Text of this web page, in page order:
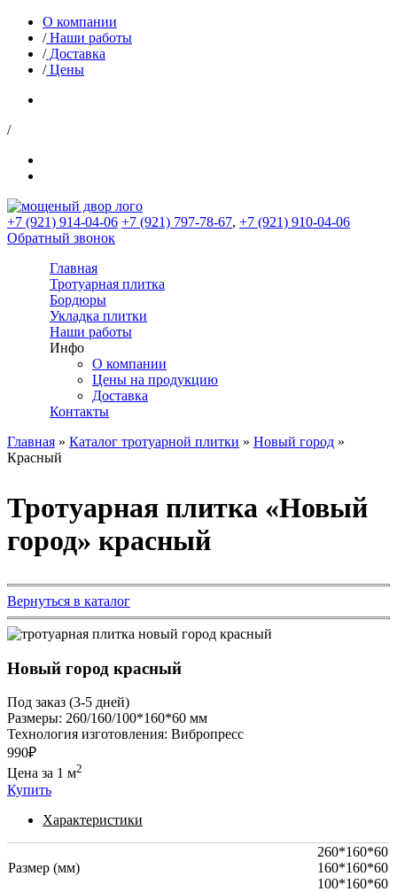
О компании
/Наши работы
/Доставка
/Цены
/
+7 (921) 914-04-06 +7 (921) 797-78-67, +7 (921) 910-04-06
Обратный звонок
Главная
Тротуарная плитка
Бордюры
Укладка плитки
Наши работы
Инфо
О компании
Цены на продукцию
Доставка
Контакты
Главная » Каталог тротуарной плитки » Новый город »
Красный
Тротуарная плитка «Новый
город» красный
Вернуться в каталог
Новый город красный
Под заказ (3-5 дней)
Размеры: 260/160/100*160*60 мм
Технология изготовления: Вибропресс
990₽
Цена за 1 м2
Купить
Характеристики
Размер (мм)
260*160*60
160*160*60
100*160*60